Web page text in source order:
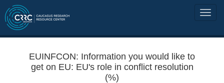
EUINFCON: Information you would like to
get on EU: EU's role in conflict resolution
(%)